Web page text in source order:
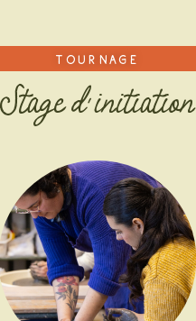
Tournage
Stage d’initiation